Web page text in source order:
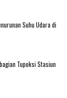
Suhu Udara di
Tupoksi Stasiun